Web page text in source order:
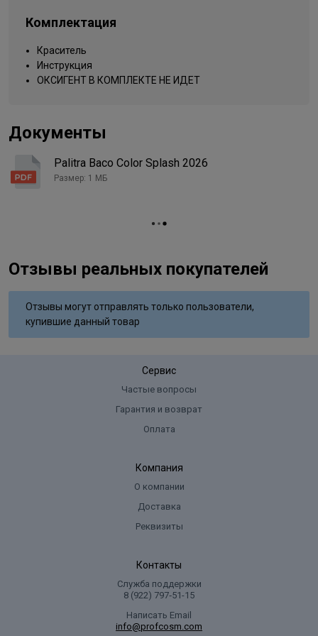
Комплектация
Краситель
Инструкция
ОКСИГЕНТ В КОМПЛЕКТЕ НЕ ИДЕТ
Документы
Palitra Baco Color Splash 2026
Размер: 1 МБ
Отзывы реальных покупателей
Отзывы могут отправлять только пользователи,
купившие данный товар
Сервис
Частые вопросы
Гарантия и возврат
Оплата
Компания
О компании
Доставка
Реквизиты
Контакты
Служба поддержки
8 (922) 797‑51-15
Написать Email
info@profcosm.com